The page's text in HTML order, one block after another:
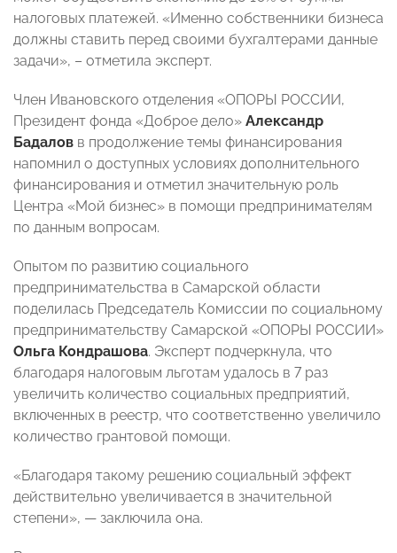
налоговых платежей. «Именно собственники бизнеса
должны ставить перед своими бухгалтерами данные
задачи», – отметила эксперт.
Член Ивановского отделения «ОПОРЫ РОССИИ,
Президент фонда «Доброе дело» Александр
Бадалов в продолжение темы финансирования
напомнил о доступных условиях дополнительного
финансирования и отметил значительную роль
Центра «Мой бизнес» в помощи предпринимателям
по данным вопросам.
Опытом по развитию социального
предпринимательства в Самарской области
поделилась Председатель Комиссии по социальному
предпринимательству Самарской «ОПОРЫ РОССИИ»
Ольга Кондрашова. Эксперт подчеркнула, что
благодаря налоговым льготам удалось в 7 раз
увеличить количество социальных предприятий,
включенных в реестр, что соответственно увеличило
количество грантовой помощи.
«Благодаря такому решению социальный эффект
действительно увеличивается в значительной
степени», — заключила она.